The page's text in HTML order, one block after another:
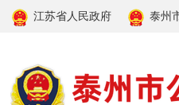
江苏省人民政府 泰州